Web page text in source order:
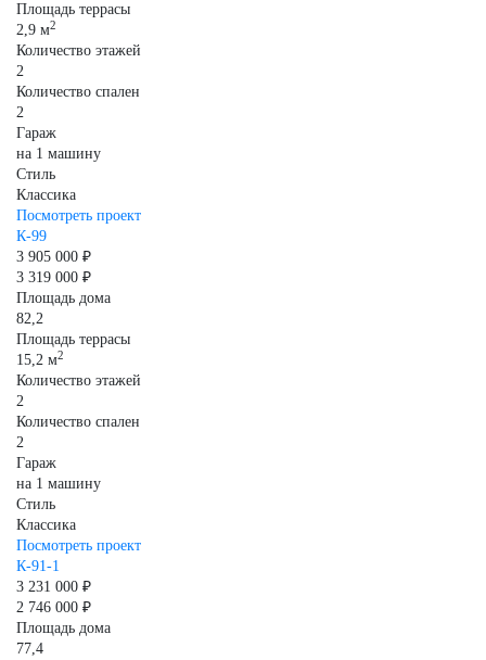
Площадь террасы
2,9 м2
Количество этажей
2
Количество спален
2
Гараж
на 1 машину
Стиль
Классика
Посмотреть проект
К-99
3 905 000 ₽
3 319 000 ₽
Площадь дома
82,2
Площадь террасы
15,2 м2
Количество этажей
2
Количество спален
2
Гараж
на 1 машину
Стиль
Классика
Посмотреть проект
К-91-1
3 231 000 ₽
2 746 000 ₽
Площадь дома
77,4